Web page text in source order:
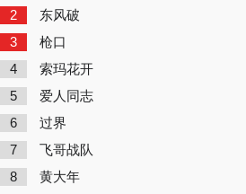
2 东风破
3 枪口
4 索玛花开
5 爱人同志
6 过界
7 飞哥战队
8 黄大年